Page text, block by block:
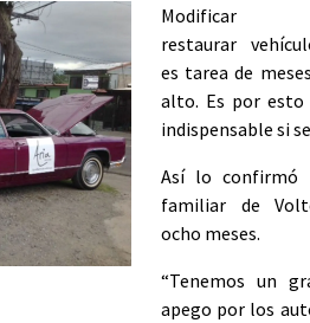
Modificar
restaurar
es tarea de
alto. Es por esto
indispensable si
Así lo confirmó
familiar de
ocho meses.
“Tenemos un
apego por los